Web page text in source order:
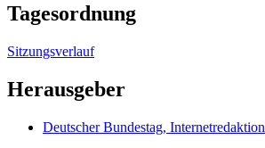
Tagesordnung
Sitzungsverlauf
Herausgeber
Deutscher Bundestag, Internetredaktion